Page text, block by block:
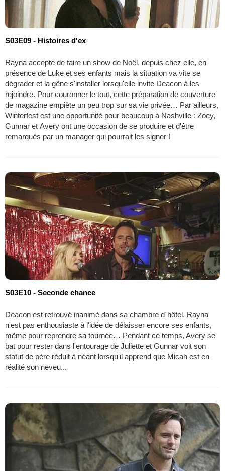
S03E09 - Histoires d'ex
Rayna accepte de faire un show de Noël, depuis chez elle, en
présence de Luke et ses enfants mais la situation va vite se
dégrader et la gêne s'installer lorsqu'elle invite Deacon à les
rejoindre. Pour couronner le tout, cette préparation de couverture
de magazine empiète un peu trop sur sa vie privée… Par ailleurs,
Winterfest est une opportunité pour beaucoup à Nashville : Zoey,
Gunnar et Avery ont une occasion de se produire et d'être
remarqués par un manager qui pourrait les signer !
S03E10 - Seconde chance
Deacon est retrouvé inanimé dans sa chambre d´hôtel. Rayna
n'est pas enthousiaste à l'idée de délaisser encore ses enfants,
même pour reprendre sa tournée… Pendant ce temps, Avery se
bat pour rester dans l'entourage de Juliette et Gunnar voit son
statut de père réduit à néant lorsqu'il apprend que Micah est en
réalité son neveu...